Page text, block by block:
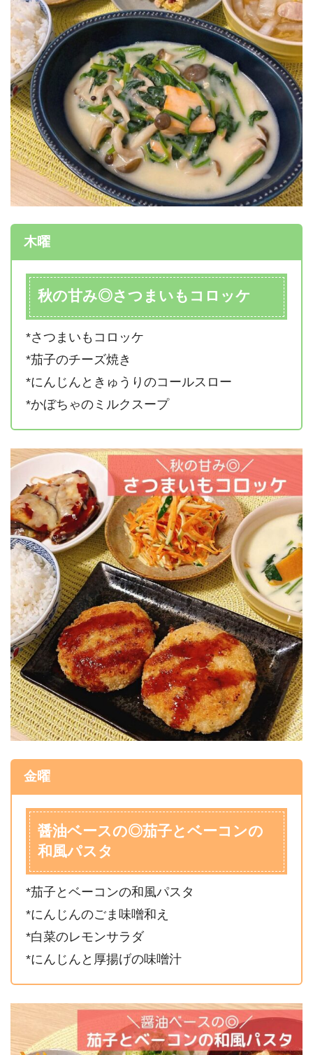
木曜
秋の甘み◎さつまいもコロッケ
*さつまいもコロッケ
*茄子のチーズ焼き
*にんじんときゅうりのコールスロー
*かぼちゃのミルクスープ
金曜
醤油ベースの◎茄子とベーコンの
和風パスタ
*茄子とベーコンの和風パスタ
*にんじんのごま味噌和え
*白菜のレモンサラダ
*にんじんと厚揚げの味噌汁